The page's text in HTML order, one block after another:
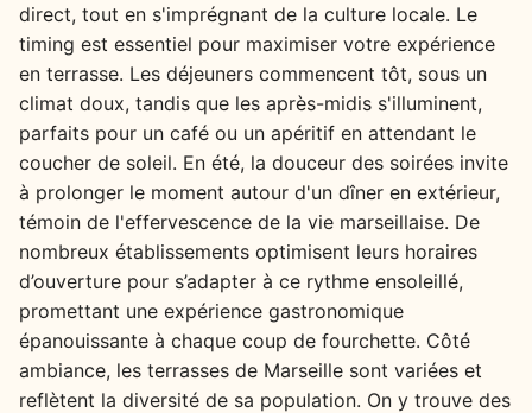
direct, tout en s'imprégnant de la culture locale. Le
timing est essentiel pour maximiser votre expérience
en terrasse. Les déjeuners commencent tôt, sous un
climat doux, tandis que les après-midis s'illuminent,
parfaits pour un café ou un apéritif en attendant le
coucher de soleil. En été, la douceur des soirées invite
à prolonger le moment autour d'un dîner en extérieur,
témoin de l'effervescence de la vie marseillaise. De
nombreux établissements optimisent leurs horaires
d’ouverture pour s’adapter à ce rythme ensoleillé,
promettant une expérience gastronomique
épanouissante à chaque coup de fourchette. Côté
ambiance, les terrasses de Marseille sont variées et
reflètent la diversité de sa population. On y trouve des